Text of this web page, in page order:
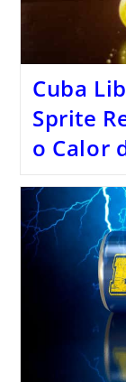
Cuba
Sprite
o Calor